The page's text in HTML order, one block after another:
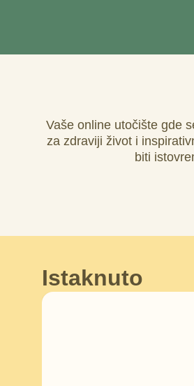
Vaše online utočište gde
za zdraviji život i
biti
Istaknuto